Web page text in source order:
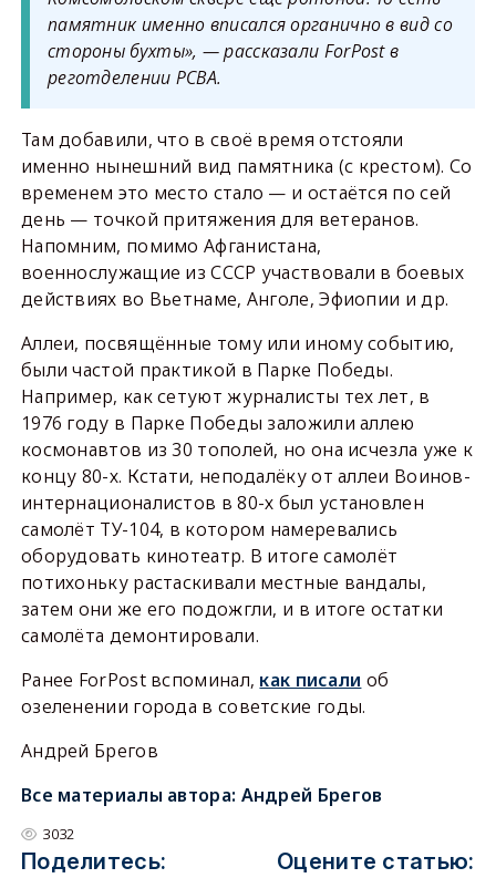
памятник именно вписался органично в вид со
стороны бухты», — рассказали ForPost в
реготделении РСВА.
Там добавили, что в своё время отстояли
именно нынешний вид памятника (с крестом). Со
временем это место стало — и остаётся по сей
день — точкой притяжения для ветеранов.
Напомним, помимо Афганистана,
военнослужащие из СССР участвовали в боевых
действиях во Вьетнаме, Анголе, Эфиопии и др.
Аллеи, посвящённые тому или иному событию,
были частой практикой в Парке Победы.
Например, как сетуют журналисты тех лет, в
1976 году в Парке Победы заложили аллею
космонавтов из 30 тополей, но она исчезла уже к
концу 80-х. Кстати, неподалёку от аллеи Воинов-
интернационалистов в 80-х был установлен
самолёт ТУ-104, в котором намеревались
оборудовать кинотеатр. В итоге самолёт
потихоньку растаскивали местные вандалы,
затем они же его подожгли, и в итоге остатки
самолёта демонтировали.
Ранее ForPost вспоминал, как писали об
озеленении города в советские годы.
Андрей Брегов
Все материалы автора: Андрей Брегов
3032
Поделитесь: Оцените статью: